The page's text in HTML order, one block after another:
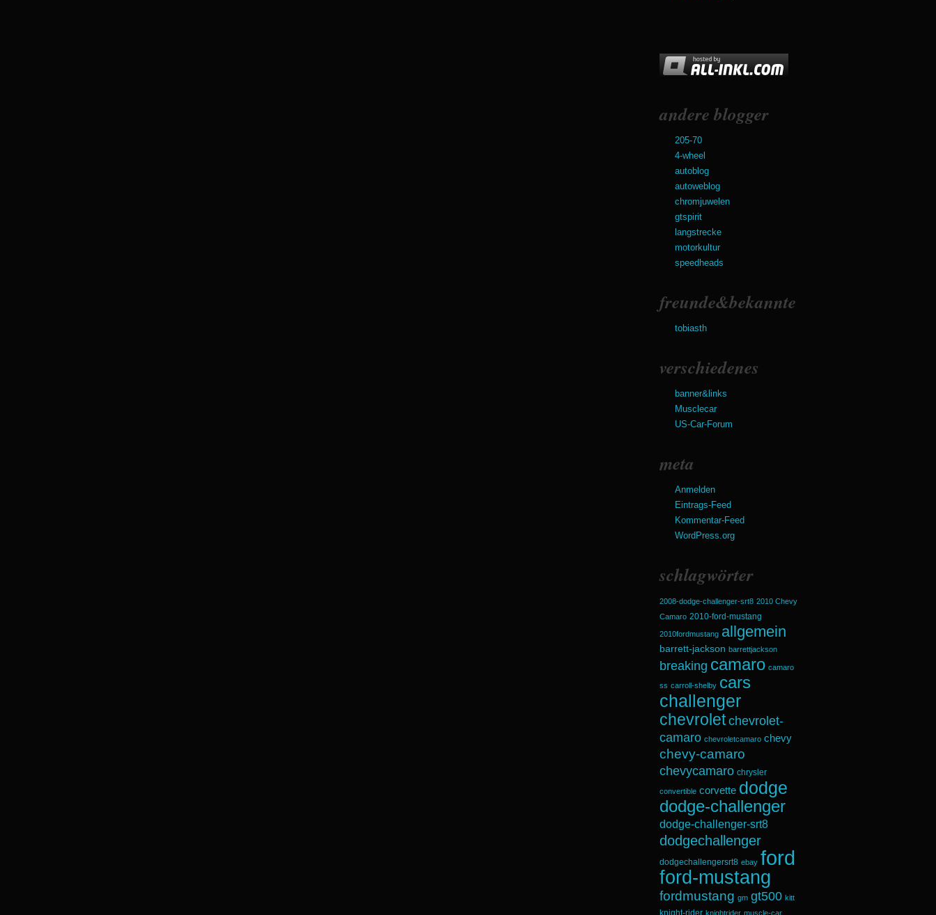
andere blogger
205-70
4-wheel
autoblog
autoweblog
chromjuwelen
gtspirit
langstrecke
motorkultur
speedheads
freunde&bekannte
tobiasth
verschiedenes
banner&links
Musclecar
US-Car-Forum
meta
Anmelden
Eintrags-Feed
Kommentar-Feed
WordPress.org
schlagwörter
2008-dodge-challenger-srt8 2010 Chevy
Camaro 2010-ford-mustang
2010fordmustang allgemein
barrett-jackson barrettjackson
breaking camaro camaro
ss carroll-shelby cars
challenger
chevrolet chevrolet-
camaro chevroletcamaro chevy
chevy-camaro
chevycamaro chrysler
convertible corvette dodge
dodge-challenger
dodge-challenger-srt8
dodgechallenger
dodgechallengersrt8 ebay ford
ford-mustang
fordmustang gm gt500 kitt
knight-rider knightrider muscle-car